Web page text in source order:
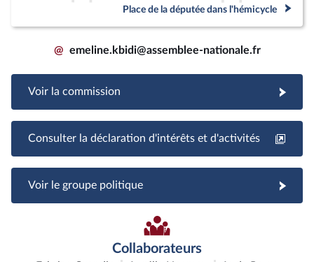
Place de la députée dans l'hémicycle
@ emeline.kbidi@assemblee-nationale.fr
Voir la commission
Consulter la déclaration d'intérêts et d'activités
Voir le groupe politique
Collaborateurs